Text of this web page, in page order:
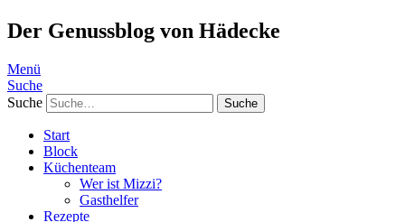
Der Genussblog von Hädecke
Menü
Suche
Suche
Start
Block
Küchenteam
Wer ist Mizzi?
Gasthelfer
Rezepte